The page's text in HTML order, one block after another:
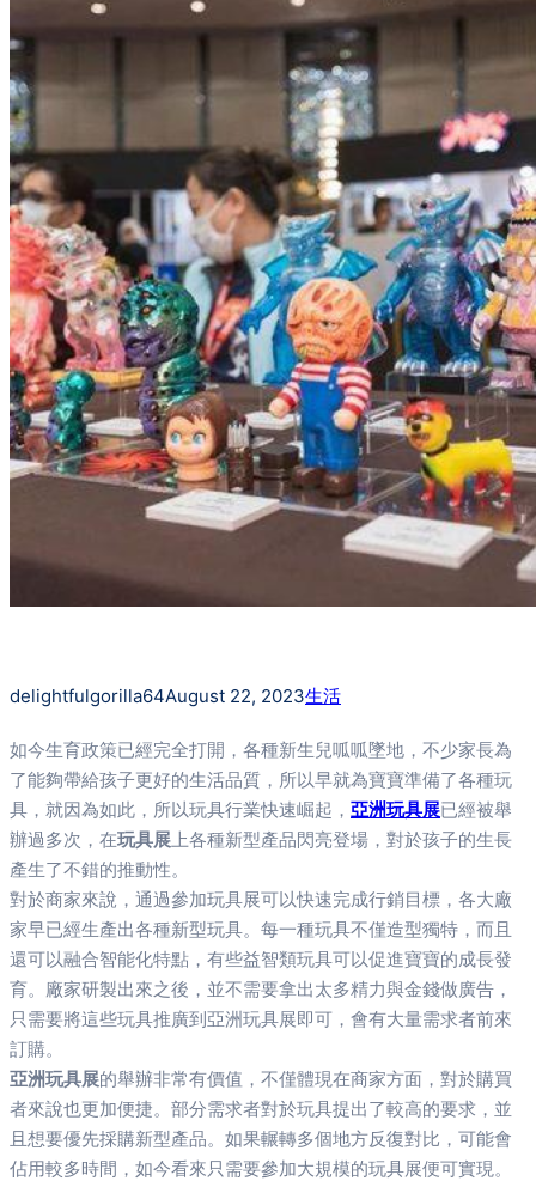
delightfulgorilla64August 22, 2023生活
如今生育政策已經完全打開，各種新生兒呱呱墜地，不少家長為
了能夠帶給孩子更好的生活品質，所以早就為寶寶準備了各種玩
具，就因為如此，所以玩具行業快速崛起， 亞洲玩具展已經被舉
辦過多次，在玩具展上各種新型產品閃亮登場，對於孩子的生長
產生了不錯的推動性。
對於商家來說，通過參加玩具展可以快速完成行銷目標，各大廠
家早已經生產出各種新型玩具。每一種玩具不僅造型獨特，而且
還可以融合智能化特點，有些益智類玩具可以促進寶寶的成長發
育。廠家研製出來之後，並不需要拿出太多精力與金錢做廣告，
只需要將這些玩具推廣到亞洲玩具展即可，會有大量需求者前來
訂購。
亞洲玩具展的舉辦非常有價值，不僅體現在商家方面，對於購買
者來說也更加便捷。部分需求者對於玩具提出了較高的要求，並
且想要優先採購新型產品。如果輾轉多個地方反復對比，可能會
佔用較多時間，如今看來只需要參加大規模的玩具展便可實現。